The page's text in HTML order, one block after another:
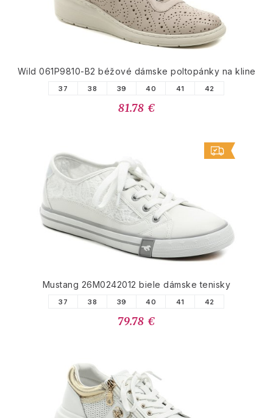
Wild 061P9810-B2 béžové dámske poltopánky na kline
37 38 39 40 41 42
81.78 €
Mustang 26M0242012 biele dámske tenisky
37 38 39 40 41 42
79.78 €